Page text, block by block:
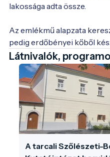
lakossága adta össze.
Az emlékmű alapzata
pedig erdőbényei kőből
Látnivalók,
A tarcali Szőlészeti-